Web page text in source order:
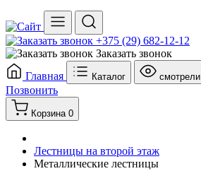
+375 (29) 682-12-12
Заказать звонок
Главная
Каталог смотрели
Позвонить
Корзина 0
Лестницы на второй этаж
Металлические лестницы